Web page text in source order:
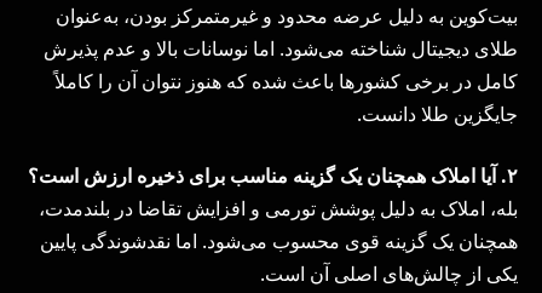
بیت‌کوین به دلیل عرضه محدود و غیرمتمرکز بودن، به‌عنوان
طلای دیجیتال شناخته می‌شود. اما نوسانات بالا و عدم پذیرش
کامل در برخی کشورها باعث شده که هنوز نتوان آن را کاملاً
جایگزین طلا دانست.
۲. آیا املاک همچنان یک گزینه مناسب برای ذخیره ارزش است؟
بله، املاک به دلیل پوشش تورمی و افزایش تقاضا در بلندمدت،
همچنان یک گزینه قوی محسوب می‌شود. اما نقدشوندگی پایین
یکی از چالش‌های اصلی آن است.